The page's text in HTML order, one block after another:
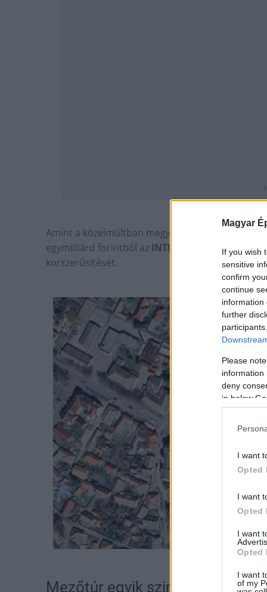
Magyar
If you wish
sensitive
confirm
continue
information
further
Please
information
deny
in below
I want
Opted
I want
Opted
I want
Opted
I want
of my
Amint a közelmúltban megjelent
egymilliárd forintból az INTEGRÁL Építő Zrt.
korszerűsítését.
Mezőtúr egyik szimbóluma